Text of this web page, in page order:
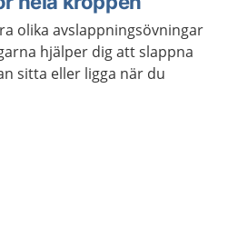
olika avslappningsövningar
hjälper dig att slappna
sitta eller ligga när du